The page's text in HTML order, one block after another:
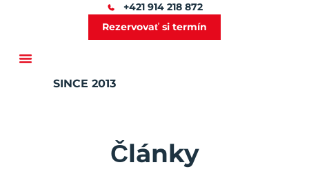
+421 914 218 872
Rezervovať si termín
SINCE 2013
Články